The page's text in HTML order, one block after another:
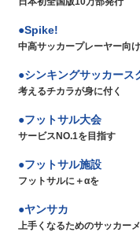
Spike!
中高サッカープレーヤー向
シンキングサッカース
考えるチカラが身に付く
フットサル大会
サービスNO.1を目指す
フットサル施設
フットサルに＋αを
ヤンサカ
上手くなるためのサッカー